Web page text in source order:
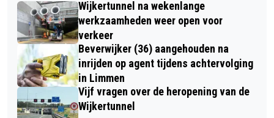
BIJ KEES JONGERT
SPANBROEK GEVONDEN IN
BEVERWIJK
Wijkertunnel na wekenlange
werkzaamheden weer open voor
verkeer
Beverwijker (36) aangehouden na
inrijden op agent tijdens achtervolging
in Limmen
Vijf vragen over de heropening van de
Wijkertunnel